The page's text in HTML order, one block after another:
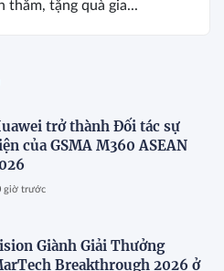
thăm, tặng quà gia...
trở thành Đối tác sự
của GSMA M360 ASEAN
giờ trước
Giành Giải Thưởng
Breakthrough 2026 ở